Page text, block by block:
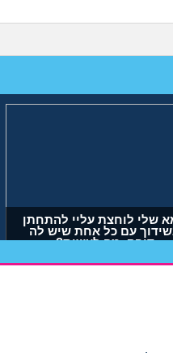
שלי לוחצת עליי להתחתן
עם כל אחת שיש לה
דופק, מה לעשות?